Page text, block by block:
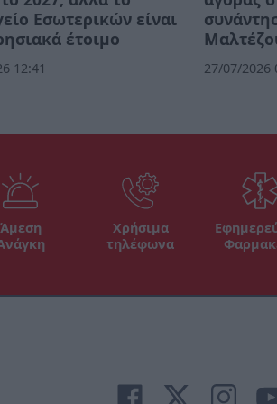
Εσωτερικών είναι
έτοιμο
12:41 27/07/2026
Άμεση
Χρήσιμα
τηλέφωνα